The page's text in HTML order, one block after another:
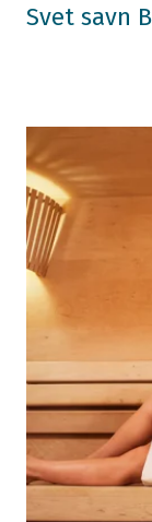
Svet savn